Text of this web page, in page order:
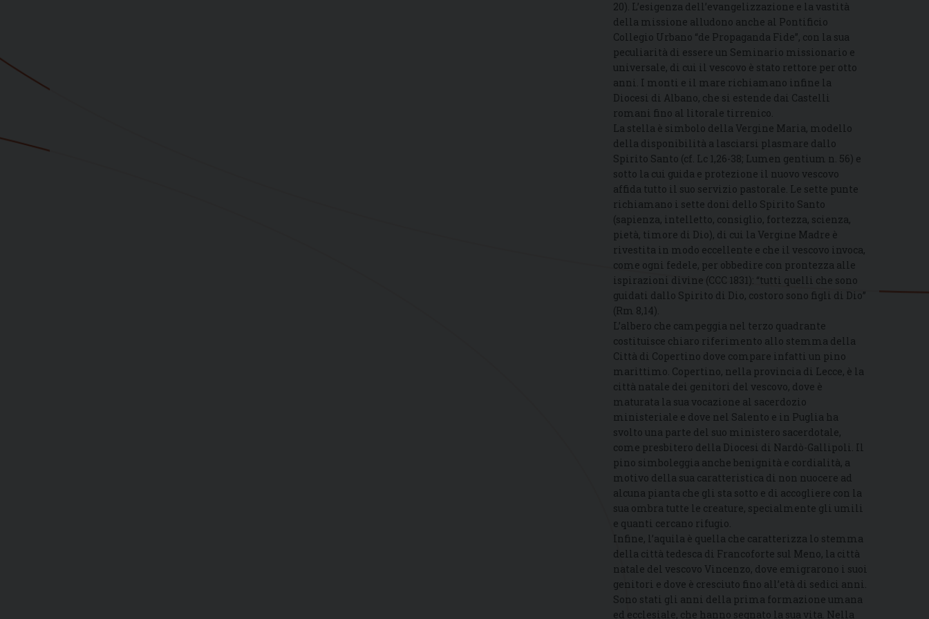
20). L’esigenza dell’evangelizzazione e la vastità
della missione alludono anche al Pontificio
Collegio Urbano “de Propaganda Fide”, con la sua
peculiarità di essere un Seminario missionario e
universale, di cui il vescovo è stato rettore per otto
anni. I monti e il mare richiamano infine la
Diocesi di Albano, che si estende dai Castelli
romani fino al litorale tirrenico.
La stella è simbolo della Vergine Maria, modello
della disponibilità a lasciarsi plasmare dallo
Spirito Santo (cf. Lc 1,26-38; Lumen gentium n. 56) e
sotto la cui guida e protezione il nuovo vescovo
affida tutto il suo servizio pastorale. Le sette punte
richiamano i sette doni dello Spirito Santo
(sapienza, intelletto, consiglio, fortezza, scienza,
pietà, timore di Dio), di cui la Vergine Madre è
rivestita in modo eccellente e che il vescovo invoca,
come ogni fedele, per obbedire con prontezza alle
ispirazioni divine (CCC 1831): “tutti quelli che sono
guidati dallo Spirito di Dio, costoro sono figli di Dio”
(Rm 8,14).
L’albero che campeggia nel terzo quadrante
costituisce chiaro riferimento allo stemma della
Città di Copertino dove compare infatti un pino
marittimo. Copertino, nella provincia di Lecce, è la
città natale dei genitori del vescovo, dove è
maturata la sua vocazione al sacerdozio
ministeriale e dove nel Salento e in Puglia ha
svolto una parte del suo ministero sacerdotale,
come presbitero della Diocesi di Nardò-Gallipoli. Il
pino simboleggia anche benignità e cordialità, a
motivo della sua caratteristica di non nuocere ad
alcuna pianta che gli sta sotto e di accogliere con la
sua ombra tutte le creature, specialmente gli umili
e quanti cercano rifugio.
Infine, l’aquila è quella che caratterizza lo stemma
della città tedesca di Francoforte sul Meno, la città
natale del vescovo Vincenzo, dove emigrarono i suoi
genitori e dove è cresciuto fino all’età di sedici anni.
Sono stati gli anni della prima formazione umana
ed ecclesiale, che hanno segnato la sua vita. Nella